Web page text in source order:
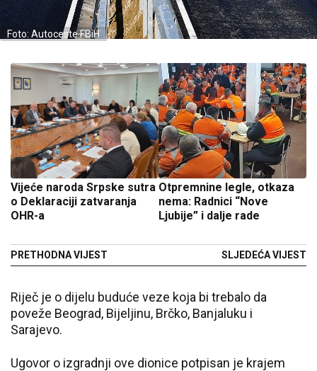
Foto: Autoceste FBiH
Vijeće naroda Srpske sutra
o Deklaraciji zatvaranja
OHR-a
PRETHODNA VIJEST
Otpremnine legle, otkaza
nema: Radnici “Nove
Ljubije” i dalje rade
SLJEDEĆA VIJEST
Riječ je o dijelu buduće veze koja bi trebalo da
poveže Beograd, Bijeljinu, Brčko, Banjaluku i
Sarajevo.
Ugovor o izgradnji ove dionice potpisan je krajem